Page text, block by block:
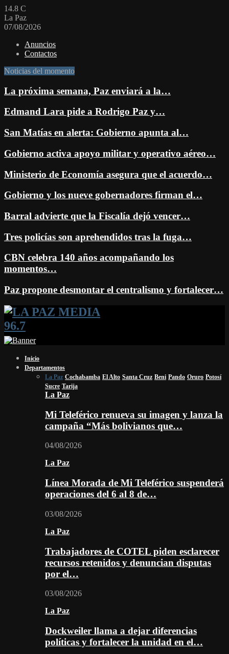
14.8 C
La Paz
07/08/2026
Anuncios
Contactos
Noticias del momento
La próxima semana, Paz enviará a la…
Edmand Lara pide a Rodrigo Paz y…
San Matías en alerta: Gobierno apunta al…
Gobierno activa apoyo militar y operativo aéreo…
Ministerio de Economía asegura que el acuerdo…
Gobierno y los nueve gobernadores firman el…
Barral advierte que la Fiscalía dejó vencer…
Tres policías son aprehendidos tras la fuga…
CBN celebra 140 años acompañando los
momentos…
Paz propone desmontar el centralismo y fortalecer…
Facebook
Twitter
Instagram
Youtube
Email
Twitch
Whatsapp
Inicio
Departamentos
La Paz Cochabamba El Alto Santa Cruz Beni Pando Oruro Potosí
Sucre Tarija
La Paz
Mi Teleférico renueva su imagen y lanza la
campaña “Más bolivianos que…
04/08/2026
La Paz
Línea Morada de Mi Teleférico suspenderá
operaciones del 6 al 8 de…
03/08/2026
La Paz
Trabajadores de COTEL piden esclarecer
recursos retenidos y denuncian disputas
por el…
03/08/2026
La Paz
Dockweiler llama a dejar diferencias
políticas y fortalecer la unidad en el…